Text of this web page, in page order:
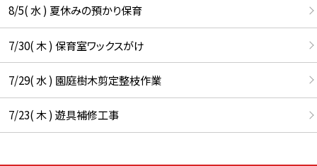
8/5( 水 ) 夏休みの預かり保育
7/30( 木 ) 保育室ワックスがけ
7/29( 水 ) 園庭樹木剪定整枝作業
7/23( 木 ) 遊具補修工事